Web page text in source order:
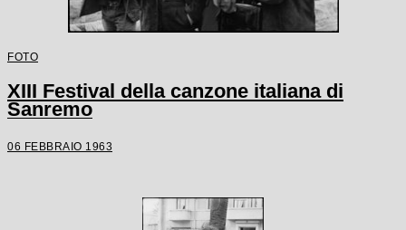
FOTO
XIII Festival della canzone italiana di
Sanremo
06 FEBBRAIO 1963